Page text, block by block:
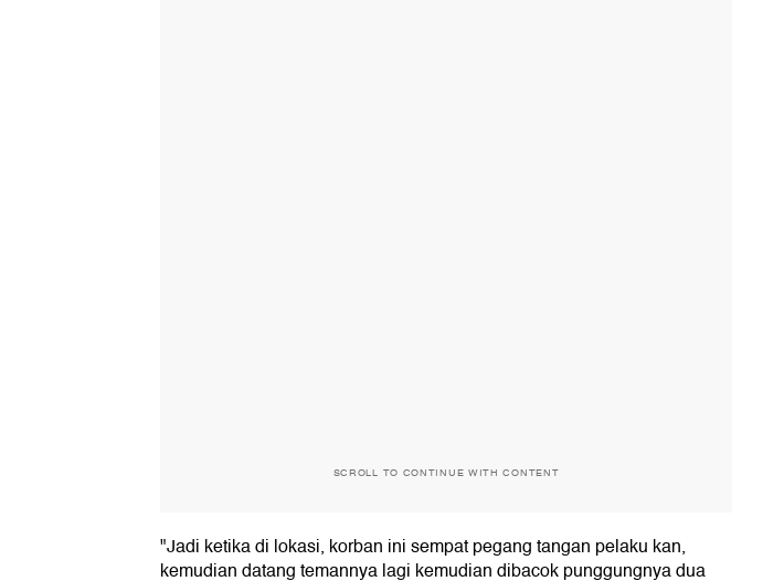
SCROLL TO CONTINUE WITH CONTENT
"Jadi ketika di lokasi, korban ini sempat pegang tangan pelaku kan,
kemudian datang temannya lagi kemudian dibacok punggungnya dua